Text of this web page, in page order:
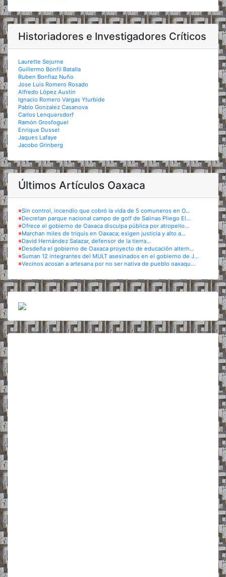
Historiadores e Investigadores Críticos
Laurette Sejurne
Guillermo Bonfil Batalla
Ruben Bonfiaz Nuño
Jose Luis Romero Rosado
Alfredo López Austin
Ignacio Romero Vargas Yturbide
Pablo Gonzalez Casanova
Carlos Lenquersdorf
Ramón Grosfoguel
Enrique Dussel
Jaques Lafaye
Jacobo Grinberg
Últimos Artículos Oaxaca
※Sin control, incendio que cobró la vida de 5 comuneros en O...
※Decretan parque nacional campo de golf de Salinas Pliego El...
※Ofrece el gobierno de Oaxaca disculpa pública por atropello...
※Marchan miles de triquis en Oaxaca; exigen justicia y alto a...
※David Hernández Salazar, defensor de la tierra...
※Desdeña el gobierno de Oaxaca proyecto de educación altern...
※Suman 12 integrantes del MULT asesinados en el gobierno de J...
※Vecinos acosan a artesana por no ser nativa de pueblo oaxaqu...